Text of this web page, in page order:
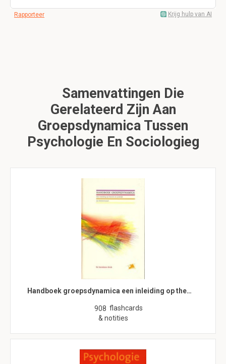
Rapporteer Krijg hulp van AI
Samenvattingen Die
Gerelateerd Zijn Aan
Groepsdynamica Tussen
Psychologie En Sociologieg
Handboek groepsdynamica een inleiding op the…
908 flashcards
& notities